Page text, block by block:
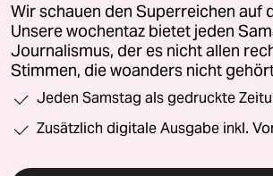
Wir schauen den Superreichen auf
Unsere wochentaz bietet jeden
Journalismus, der es nicht allen
Stimmen, die woanders nicht
Jeden Samstag als gedruckte
Zusätzlich digitale Ausgabe inkl.